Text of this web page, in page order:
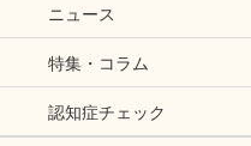
ニュース
特集・コラム
認知症チェック